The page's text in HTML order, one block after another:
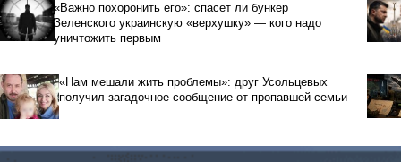
«Важно похоронить его»: спасет ли бункер
Зеленского украинскую «верхушку» — кого надо
уничтожить первым
«Нам мешали жить проблемы»: друг Усольцевых
получил загадочное сообщение от пропавшей семьи